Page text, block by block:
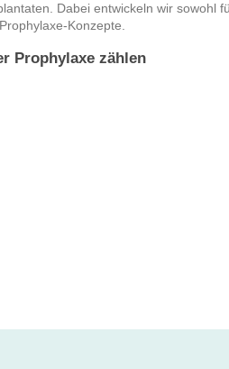
Dabei entwickeln wir sowohl
Konzepte.
Prophylaxe zählen